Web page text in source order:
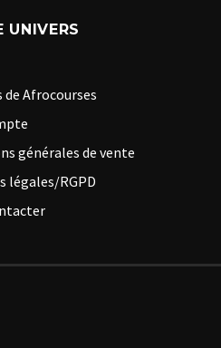
UNIVERS
de Afrocourses
générales de vente
légales/RGPD